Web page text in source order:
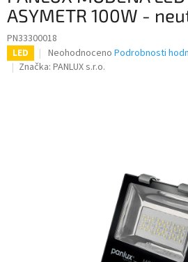
ASYMETR 100W -
PN33300018
LED
Průměrné
hodnocení
Neohodnoceno Podrobnosti
Značka: PANLUX s.r.o.